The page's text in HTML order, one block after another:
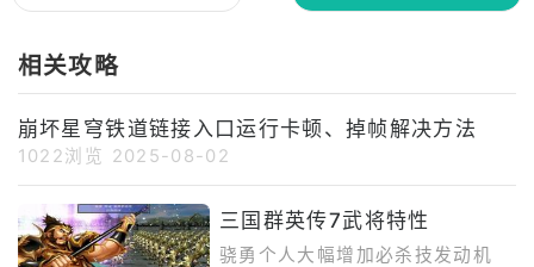
相关攻略
崩坏星穹铁道链接入口运行卡顿、掉帧解决方法
1022浏览 2025-08-02
三国群英传7武将特性
骁勇个人大幅增加必杀技发动机